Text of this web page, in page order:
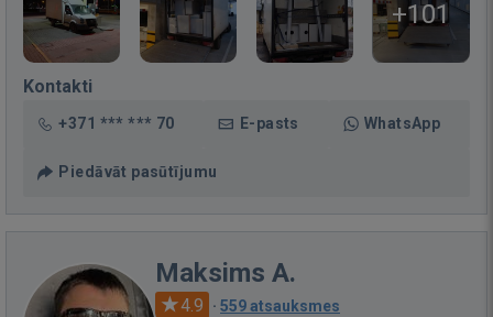
+101
Kontakti
+371 *** *** 70 E-pasts WhatsApp
Piedāvāt pasūtījumu
Maksims A.
4.9 · 559 atsauksmes